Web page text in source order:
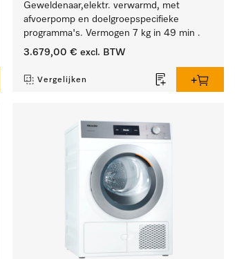
Geweldenaar,elektr. verwarmd, met
afvoerpomp en doelgroepspecifieke
programma's. Vermogen 7 kg in 49 min .
3.679,00 € excl. BTW
Vergelijken